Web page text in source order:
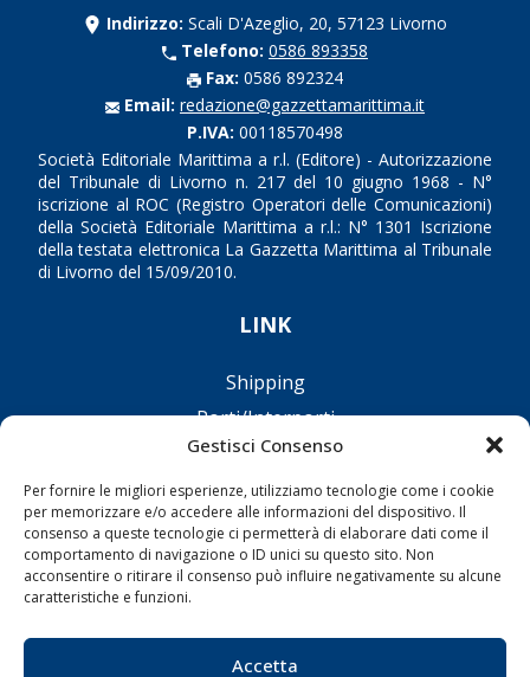
Gestisci Consenso
Per fornire le migliori esperienze, utilizziamo tecnologie come i cookie
per memorizzare e/o accedere alle informazioni del dispositivo. Il
consenso a queste tecnologie ci permetterà di elaborare dati come il
comportamento di navigazione o ID unici su questo sito. Non
acconsentire o ritirare il consenso può influire negativamente su alcune
caratteristiche e funzioni.
Accetta
Indirizzo: Scali D'Azeglio, 20, 57123 Livorno
Telefono: 0586 893358
Fax: 0586 892324
Email: redazione@gazzettamarittima.it
P.IVA: 00118570498
Società Editoriale Marittima a r.l. (Editore) - Autorizzazione
del Tribunale di Livorno n. 217 del 10 giugno 1968 - N°
iscrizione al ROC (Registro Operatori delle Comunicazioni)
della Società Editoriale Marittima a r.l.: N° 1301 Iscrizione
della testata elettronica La Gazzetta Marittima al Tribunale
di Livorno del 15/09/2010.
LINK
Shipping
Porti/Interporti
Trasporti
Varie
Sostenibilità
Compagnie di Navigazione
Chi siamo